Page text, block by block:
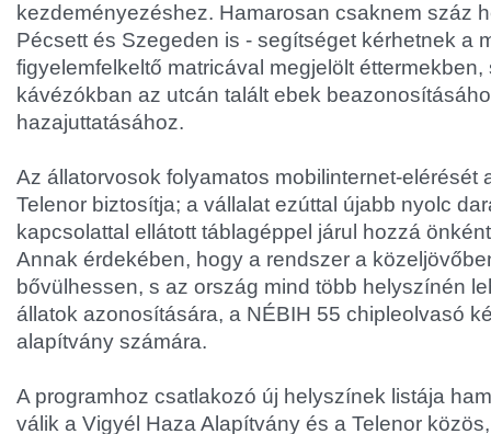
kezdeményezéshez. Hamarosan csaknem száz
Pécsett és Szegeden is - segítséget kérhetnek a
figyelemfelkeltő matricával megjelölt
kávézókban az utcán talált ebek
hazajuttatásához.
Az állatorvosok folyamatos mobilinternet-elérését
Telenor biztosítja; a vállalat ezúttal újabb nyolc
kapcsolattal ellátott táblagéppel járul hozzá
Annak érdekében, hogy a rendszer a
bővülhessen, s az ország mind több helyszínén
állatok azonosítására, a NÉBIH 55 chipleolvasó
alapítvány számára.
A programhoz csatlakozó új helyszínek listája
válik a Vigyél Haza Alapítvány és a Telenor